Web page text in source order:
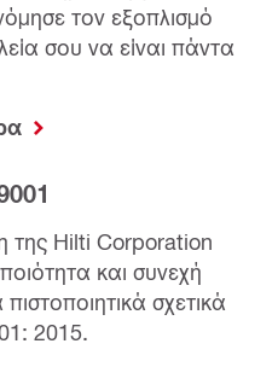
τον εξοπλισμό
σου να είναι πάντα
της Hilti Corporation
και συνεχή
σχετικά
2015.